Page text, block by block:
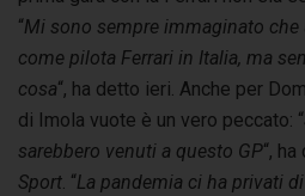
“Mi sono sempre immaginato
come pilota Ferrari in Italia, ma
cosa“, ha detto ieri. Anche per
di Imola vuote è un vero peccato: “
sarebbero venuti a questo GP“,
Sport. “La pandemia ci ha privati